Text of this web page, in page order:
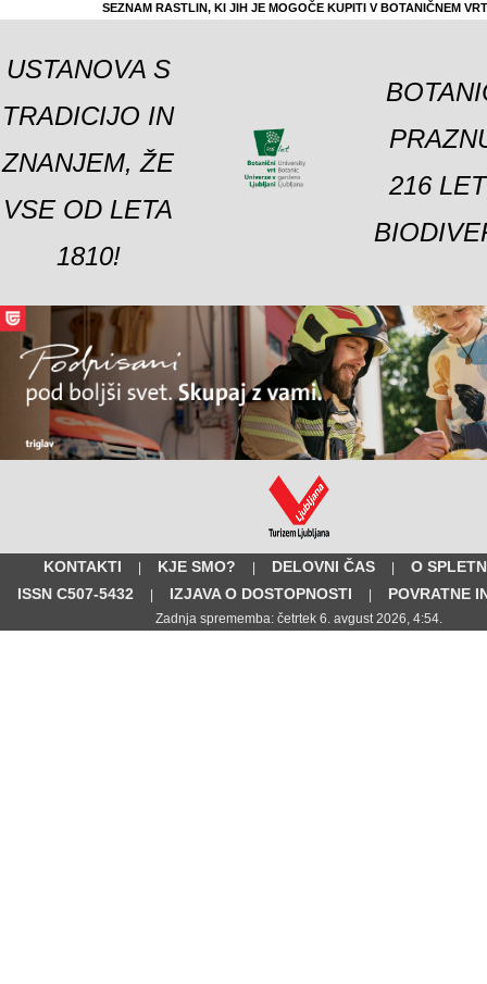
SEZNAM RASTLIN, KI JIH JE MOGOČE KUPITI V BOTANIČNEM
USTANOVA S
TRADICIJO IN
ZNANJEM, ŽE
VSE OD LETA
1810!
216
KONTAKTI | KJE SMO? | DELOVNI ČAS |
O
ISSN C507-5432
| IZJAVA O DOSTOPNOSTI | POVRATNE
Zadnja sprememba: četrtek 6. avgust 2026, 4:54.